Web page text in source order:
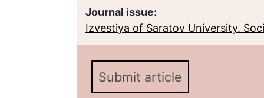
Journal issue:
Izvestiya of Saratov University.
Submit article